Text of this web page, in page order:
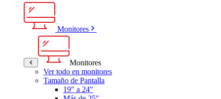
Monitores
Monitores
Ver todo en monitores
Tamaño de Pantalla
19" a 24"